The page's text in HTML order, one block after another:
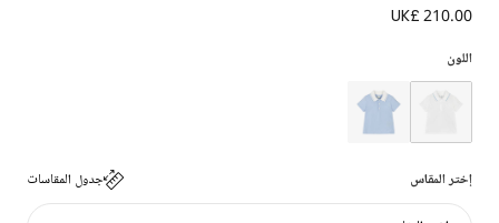
UK£ 210.00
اللون
إختر المقاس جدول المقاسات